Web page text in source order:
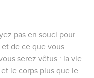
pas en souci pour
de ce que vous
serez vêtus : la vie
le corps plus que le